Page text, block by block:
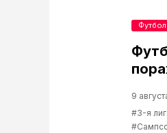
9
#3-я
Футбол